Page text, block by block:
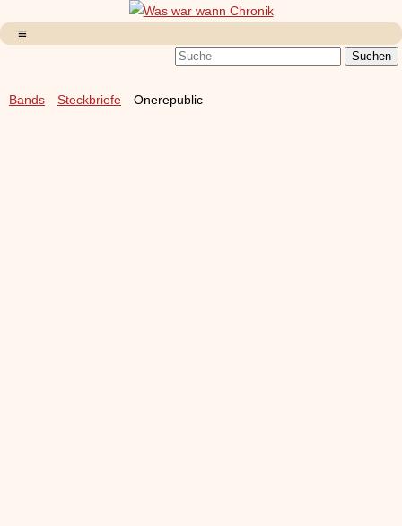
Bands Steckbriefe Onerepublic